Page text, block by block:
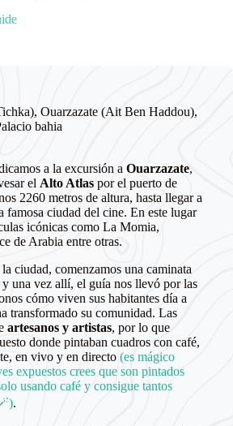
Ouarzazate (Ait Ben Haddou),
bahia
a la excursión a Ouarzazate,
el Alto Atlaspor el puerto de
2260 metros de altura, hasta llegar a
famosa ciudad del cine. En este lugar
icónicas como La Momia,
de Arabia entre otras.
ciudad, comenzamos una caminata
una vez allí, el guía nos llevó por las
cómo viven sus habitantes día a
transformado su comunidad. Las
artesanos y artistas, por lo que
donde pintaban cuadros con café,
en vivo y en directo (es mágico
expuestos crees que son pintados
usando café y consigue tantos
.